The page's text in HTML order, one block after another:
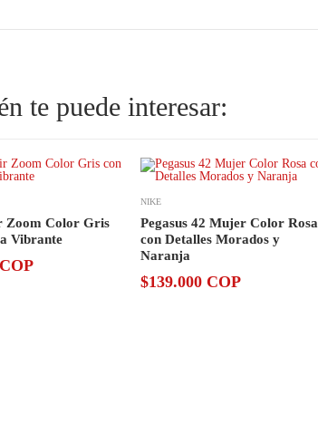
te puede interesar:
Zoom Color Gris
Vibrante
NIKE
Pegasus 42 Mujer Color Rosa
con Detalles Morados y
Naranja
$139.000 COP